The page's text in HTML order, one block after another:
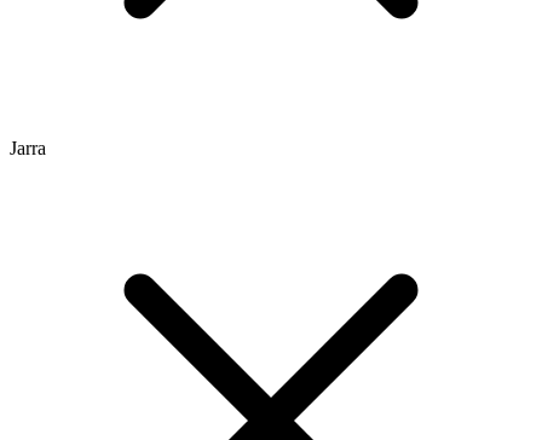
Jarra